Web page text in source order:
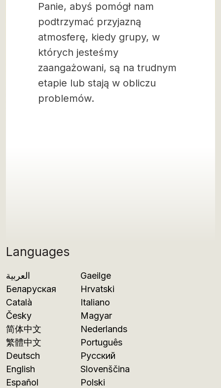
Languages
العربية
Беларуская
Català
Česky
简体中文
繁體中文
Deutsch
English
Español
Gaeilge
Hrvatski
Italiano
Magyar
Nederlands
Português
Русский
Slovenščina
Polski
Panie, abyś pomógł nam
podtrzymać przyjazną
atmosferę, kiedy grupy, w
których jesteśmy
zaangażowani, są na trudnym
etapie lub stają w obliczu
problemów.